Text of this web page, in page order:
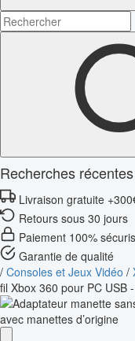
Recherches récentes
Livraison gratuite
Retours sous 30 jours
Paiement 100%
Garantie de qualité
/ Consoles et Jeux Vidéo /
fil Xbox 360 pour PC USB